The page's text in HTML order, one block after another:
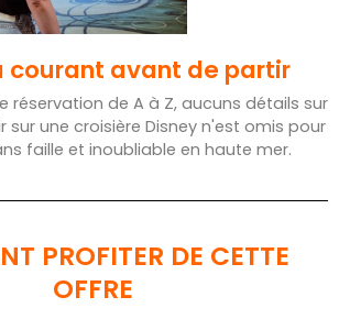
courant avant de partir
réservation de A à Z, aucuns détails sur
sur une croisière Disney n'est omis pour
faille et inoubliable en haute mer.
PROFITER DE CETTE
OFFRE